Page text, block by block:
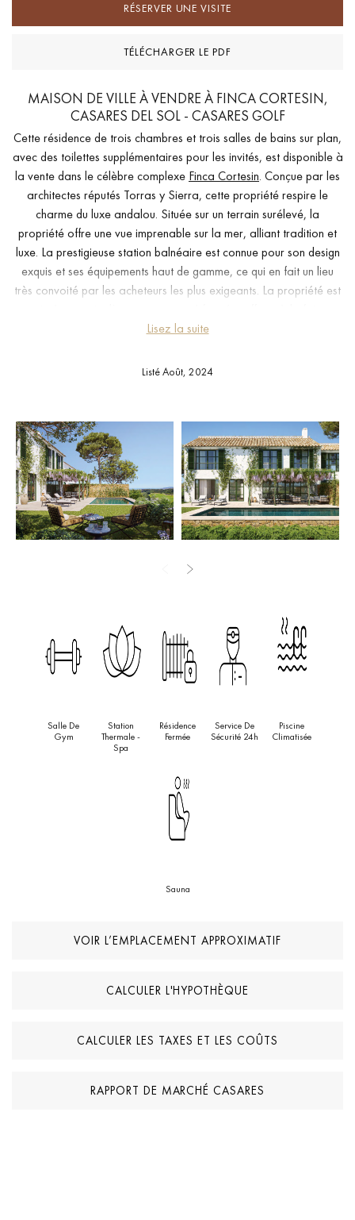
RÉSERVER UNE VISITE
TÉLÉCHARGER LE PDF
MAISON DE VILLE À VENDRE À FINCA CORTESIN,
CASARES DEL SOL - CASARES GOLF
Cette résidence de trois chambres et trois salles de bains sur plan,
avec des toilettes supplémentaires pour les invités, est disponible à
la vente dans le célèbre complexe Finca Cortesin. Conçue par les
architectes réputés Torras y Sierra, cette propriété respire le
charme du luxe andalou. Située sur un terrain surélevé, la
propriété offre une vue imprenable sur la mer, alliant tradition et
luxe. La prestigieuse station balnéaire est connue pour son design
exquis et ses équipements haut de gamme, ce qui en fait un lieu
très convoité par les acheteurs les plus exigeants. La propriété est
tranquillité et commodité, avec un accès facile à des installations
design présente une architecture méditerranéenne captivante,
combinant harmonieusement des éléments andalous traditionnels
et des touches luxueuses. L’intérieur offre des espaces de vie
lumineux et des intérieurs sur mesure conçus avec une attention
méticuleuse aux détails, assurant l’élégance et le charme dans
chaque coin. Trois chambres et trois salles de bains sereines, une
cuisine entièrement équipée, des salles à manger spacieuses et
rehaussent le style de vie sans effort qu’il offre. La terrasse de 67
Les espaces extérieurs sont conçus pour la détente et le
divertissement, avec des caractéristiques telles qu’un jardin privé
méticuleusement aménagé et une oasis de sérénité centrée autour
propriété offre un cadre idéal pour les repas en plein air et les
activités de loisirs. Son emplacement au sein du complexe Finca
proximité d’équipements de classe mondiale tels qu’un spa et un
clubhouse luxueux, un service de sécurité 24 heures sur 24 et un
ensemble d’installations de premier ordre.
Lisez la suite
Listé Août, 2024
Salle De
Gym
Station
Thermale -
Spa
Résidence
Fermée
Service De
Sécurité 24h
Piscine
Climatisée
Sauna
VOIR L’EMPLACEMENT APPROXIMATIF
CALCULER L'HYPOTHÈQUE
CALCULER LES TAXES ET LES COÛTS
RAPPORT DE MARCHÉ CASARES